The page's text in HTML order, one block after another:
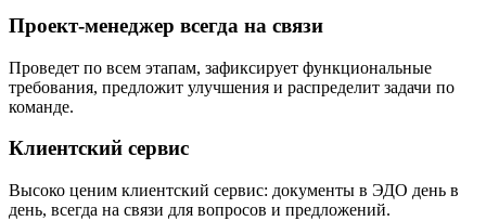
Проект-менеджер всегда на связи
Проведет по всем этапам, зафиксирует функциональные
требования, предложит улучшения и распределит задачи по
команде.
Клиентский сервис
Высоко ценим клиентский сервис: документы в ЭДО день в
день, всегда на связи для вопросов и предложений.